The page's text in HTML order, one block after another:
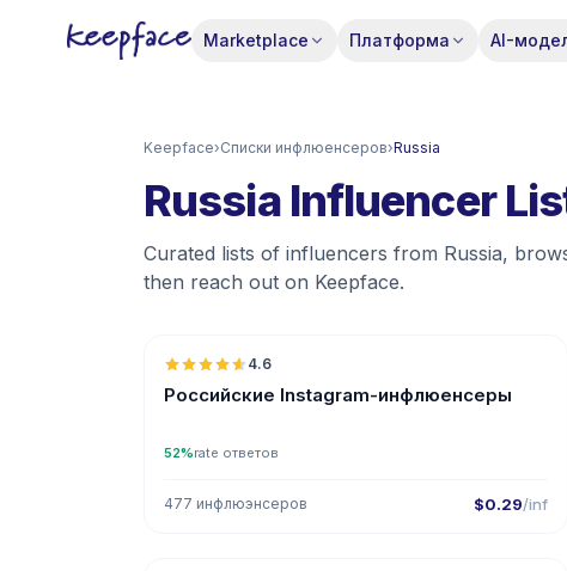
Marketplace Платформа AI-
Keepface›Списки инфлюенсеров›Russia
Russia Influencer
Curated lists of influencers from Russia,
then reach out on Keepface.
4.6
Российские Instagram-инфлюенсеры
52%rate ответов
477 инфлюэнсеров $0.29/inf